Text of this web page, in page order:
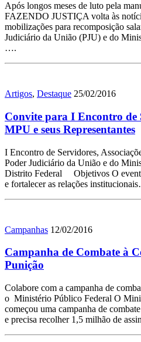
Após longos meses de luto pela
FAZENDO JUSTIÇA volta às
mobilizações para recomposição
Judiciário da União (PJU) e do
….
Artigos, Destaque 25/02/2016
Convite para I Encontro de
MPU e seus Representantes
I Encontro de Servidores,
Poder Judiciário da União e do
Distrito Federal Objetivos O
e fortalecer as relações
Campanhas 12/02/2016
Campanha de Combate à
Punição
Colabore com a campanha de
o Ministério Público Federal O
começou uma campanha de
e precisa recolher 1,5 milhão de